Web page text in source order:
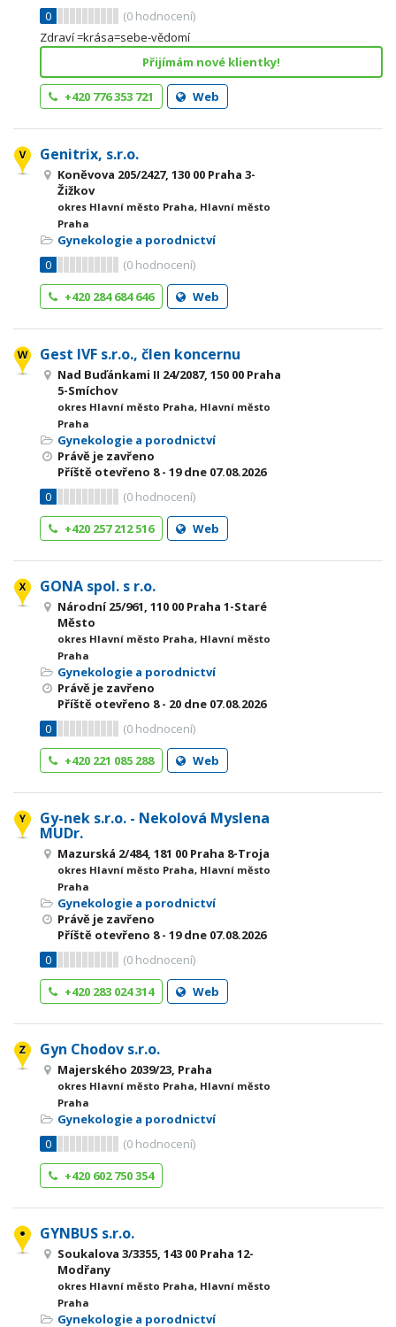
0
(0 hodnocení)
Zdraví =krása=sebe-vědomí
Přijímám nové klientky!
+420 776 353 721 Web
Genitrix, s.r.o.
Koněvova 205/2427, 130 00 Praha 3-
Žižkov
okres Hlavní město Praha, Hlavní město
Praha
Gynekologie a porodnictví
0
(0 hodnocení)
+420 284 684 646
Web
Gest IVF s.r.o., člen koncernu
Nad Buďánkami II 24/2087, 150 00 Praha
5-Smíchov
okres Hlavní město Praha, Hlavní město
Praha
Gynekologie a porodnictví
Právě je zavřeno
Příště otevřeno 8 - 19dne 07.08.2026
0
(0 hodnocení)
+420 257 212 516
Web
GONA spol. s r.o.
Národní 25/961, 110 00 Praha 1-Staré
Město
okres Hlavní město Praha, Hlavní město
Praha
Gynekologie a porodnictví
Právě je zavřeno
Příště otevřeno 8 - 20 dne 07.08.2026
0
(0 hodnocení)
+420 221 085 288
Web
Gy-nek s.r.o. - Nekolová Myslena
MUDr.
Mazurská 2/484, 181 00 Praha 8-Troja
okres Hlavní město Praha, Hlavní město
Praha
Gynekologie a porodnictví
Právě je zavřeno
Příště otevřeno 8 - 19dne 07.08.2026
0
(0 hodnocení)
+420 283 024 314
Web
Gyn Chodov s.r.o.
Majerského 2039/23, Praha
okres Hlavní město Praha, Hlavní město
Praha
Gynekologie a porodnictví
0
(0 hodnocení)
+420 602 750 354
GYNBUS s.r.o.
Soukalova 3/3355, 143 00 Praha 12-
Modřany
okres Hlavní město Praha, Hlavní město
Praha
Gynekologie a porodnictví